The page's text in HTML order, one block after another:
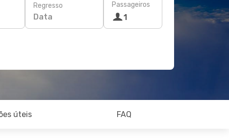
Regresso
Data
Passageiros
1
úteis FAQ